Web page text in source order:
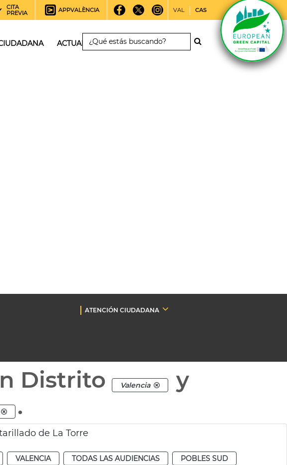
CITA
PREVIA
APPVALÈNCIA VAL CAS
ACTUALIDAD
ATENCIÓN CIUDADANA
Distrito Valencia
y
.
de La Torre
VALENCIA TODAS LAS AUDIENCIAS
POBLES SUD